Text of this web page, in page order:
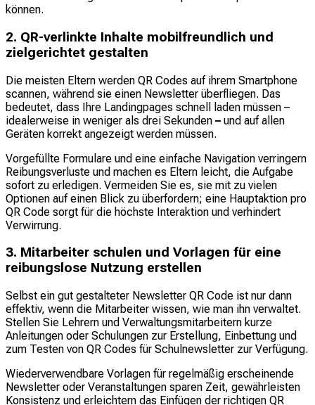
können.
2. QR-verlinkte Inhalte mobilfreundlich und
zielgerichtet gestalten
Die meisten Eltern werden QR Codes auf ihrem Smartphone
scannen, während sie einen Newsletter überfliegen. Das
bedeutet, dass Ihre Landingpages schnell laden müssen –
idealerweise in weniger als drei Sekunden – und auf allen
Geräten korrekt angezeigt werden müssen.
Vorgefüllte Formulare und eine einfache Navigation verringern
Reibungsverluste und machen es Eltern leicht, die Aufgabe
sofort zu erledigen. Vermeiden Sie es, sie mit zu vielen
Optionen auf einen Blick zu überfordern; eine Hauptaktion pro
QR Code sorgt für die höchste Interaktion und verhindert
Verwirrung.
3. Mitarbeiter schulen und Vorlagen für eine
reibungslose Nutzung erstellen
Selbst ein gut gestalteter Newsletter QR Code ist nur dann
effektiv, wenn die Mitarbeiter wissen, wie man ihn verwaltet.
Stellen Sie Lehrern und Verwaltungsmitarbeitern kurze
Anleitungen oder Schulungen zur Erstellung, Einbettung und
zum Testen von QR Codes für Schulnewsletter zur Verfügung.
Wiederverwendbare Vorlagen für regelmäßig erscheinende
Newsletter oder Veranstaltungen sparen Zeit, gewährleisten
Konsistenz und erleichtern das Einfügen der richtigen QR